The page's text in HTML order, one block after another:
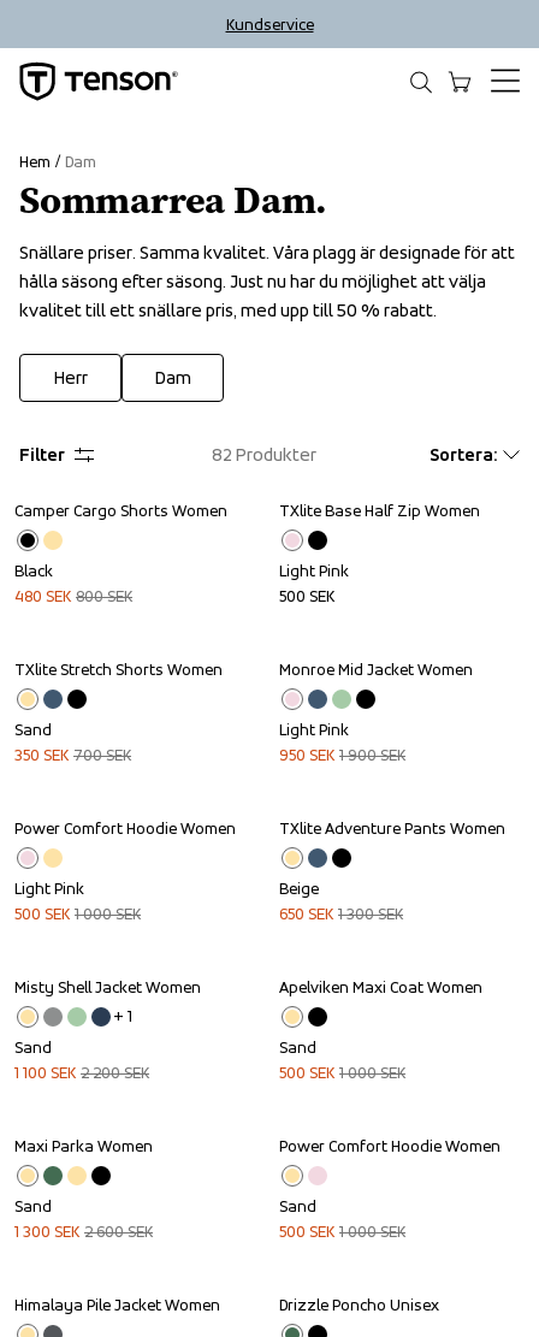
Kundservice
Hem Dam
Sommarrea Dam.
Snällare priser. Samma kvalitet. Våra plagg är designade för att
hålla säsong efter säsong. Just nu har du möjlighet att välja
kvalitet till ett snällare pris, med upp till 50 % rabatt.
Herr Dam
Filter 82 Produkter Sortera:
Sale
Camper Cargo Shorts Women
Black
480 SEK 800SEK
TXlite Base Half Zip Women
Light Pink
500 SEK
Sale
TXlite Stretch Shorts Women
Sand
350 SEK 700SEK
Sale
Monroe Mid Jacket Women
Light Pink
950 SEK 1 900SEK
Sale
Power Comfort Hoodie Women
Light Pink
500 SEK 1 000SEK
Sale
TXlite Adventure Pants Women
Beige
650 SEK 1 300SEK
Sale
Misty Shell Jacket Women
+ 1
Sand
1 100 SEK 2 200SEK
Sale
Apelviken Maxi Coat Women
Sand
500 SEK 1 000SEK
Sale
Maxi Parka Women
Sand
1 300 SEK 2 600SEK
Sale
Power Comfort Hoodie Women
Sand
500 SEK 1 000SEK
Sale
Himalaya Pile Jacket Women Sale
Drizzle Poncho Unisex